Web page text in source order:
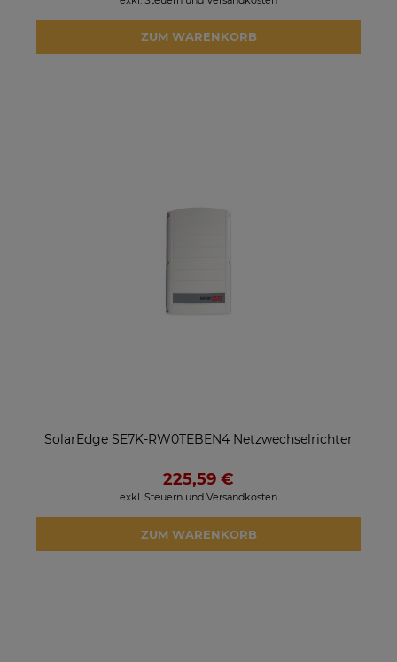
ZUM WARENKORB
SolarEdge SE7K-RW0TEBEN4 Netzwechselrichter
225,59 €
exkl. Steuern und Versandkosten
ZUM WARENKORB